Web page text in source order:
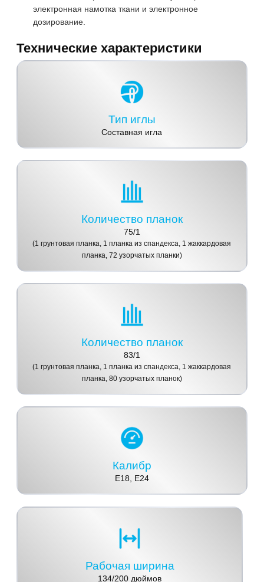
электронная намотка ткани и электронное
дозирование.
Технические характеристики
Тип иглы
Составная игла
Количество планок
75/1
(1 грунтовая планка, 1 планка из спандекса, 1 жаккардовая
планка, 72 узорчатых планки)
Количество планок
83/1
(1 грунтовая планка, 1 планка из спандекса, 1 жаккардовая
планка, 80 узорчатых планок)
Калибр
E18, E24
Рабочая ширина
134/200 дюймов